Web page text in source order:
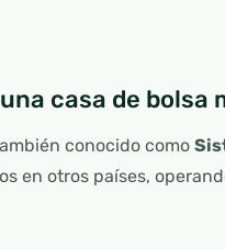
casa de bolsa
conocido como
en otros países,